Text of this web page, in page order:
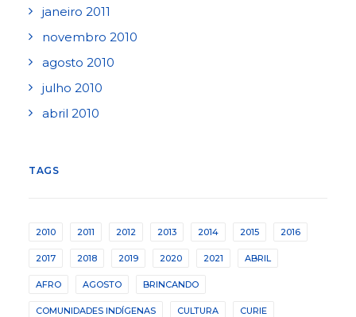
janeiro 2011
novembro 2010
agosto 2010
julho 2010
abril 2010
TAGS
2010 2011 2012 2013 2014 2015 2016
2017 2018 2019 2020 2021 ABRIL
AFRO AGOSTO BRINCANDO
COMUNIDADES INDÍGENAS CULTURA CURIE